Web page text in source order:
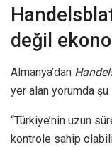
değil
Almanya’dan
yer alan yorumda
“Türkiye’nin uzun
kontrole sahip